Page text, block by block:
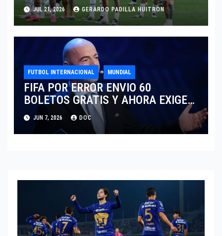
JUL 21, 2026 GERARDO PADILLA HUITRON
FUTBOL INTERNACIONAL MUNDIAL
FIFA POR ERROR ENVIO 60
BOLETOS GRATIS Y AHORA EXIGE
COBRO.
JUN 7, 2026 DOC